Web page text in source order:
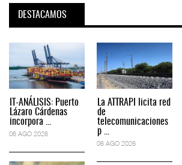
DESTACAMOS
IT-ANÁLISIS: Puerto
Lázaro Cárdenas
incorpora ...
06 AGO 2026
La ATTRAPI licita red
de
telecomunicaciones
p ...
06 AGO 2026